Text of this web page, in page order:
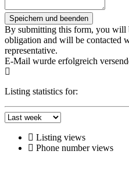
By submitting this form, you will
obligation and will be contacted
representative.
E-Mail wurde erfolgreich
Listing statistics for:
Listing views
Phone number views